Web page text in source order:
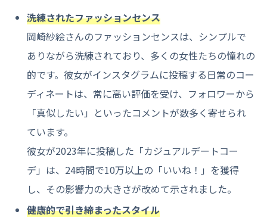
洗練されたファッションセンス
岡崎紗絵さんのファッションセンスは、シンプルで
ありながら洗練されており、多くの女性たちの憧れの
的です。彼女がインスタグラムに投稿する日常のコー
ディネートは、常に高い評価を受け、フォロワーから
「真似したい」といったコメントが数多く寄せられ
ています。
彼女が2023年に投稿した「カジュアルデートコー
デ」は、24時間で10万以上の「いいね！」を獲得
し、その影響力の大きさが改めて示されました。
健康的で引き締まったスタイル